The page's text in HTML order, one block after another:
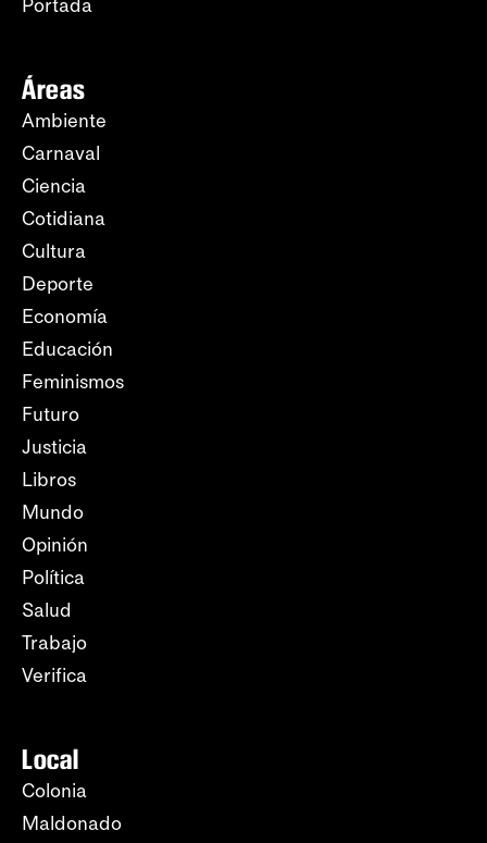
Portada
Áreas
Ambiente
Carnaval
Ciencia
Cotidiana
Cultura
Deporte
Economía
Educación
Feminismos
Futuro
Justicia
Libros
Mundo
Opinión
Política
Salud
Trabajo
Verifica
Local
Colonia
Maldonado